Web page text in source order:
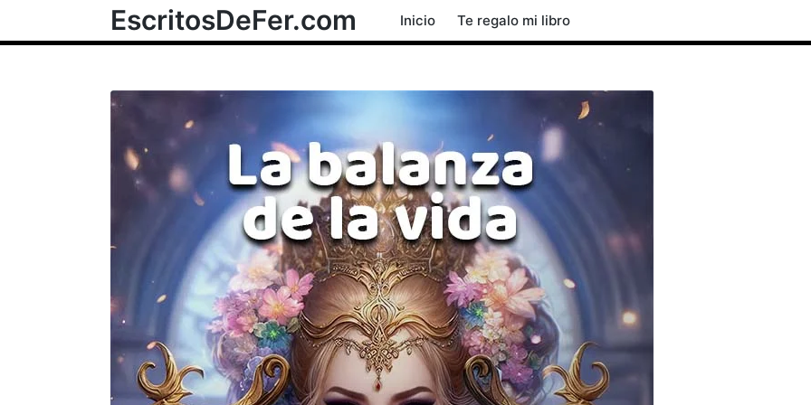
EscritosDeFer.com Inicio Te regalo mi libro